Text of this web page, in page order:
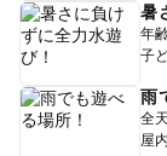
暑
年
子
雨
全
屋